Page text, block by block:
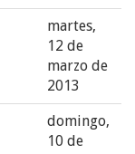
martes,
12 de
marzo de
2013
domingo,
10 de